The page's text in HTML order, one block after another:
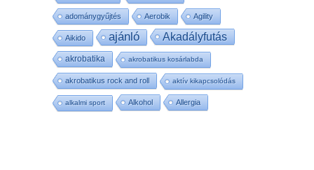
adománygyűjtés Aerobik Agility
Aikido ajánló Akadályfutás
akrobatika akrobatikus kosárlabda
akrobatikus rock and roll aktív kikapcsolódás
alkalmi sport Alkohol Allergia